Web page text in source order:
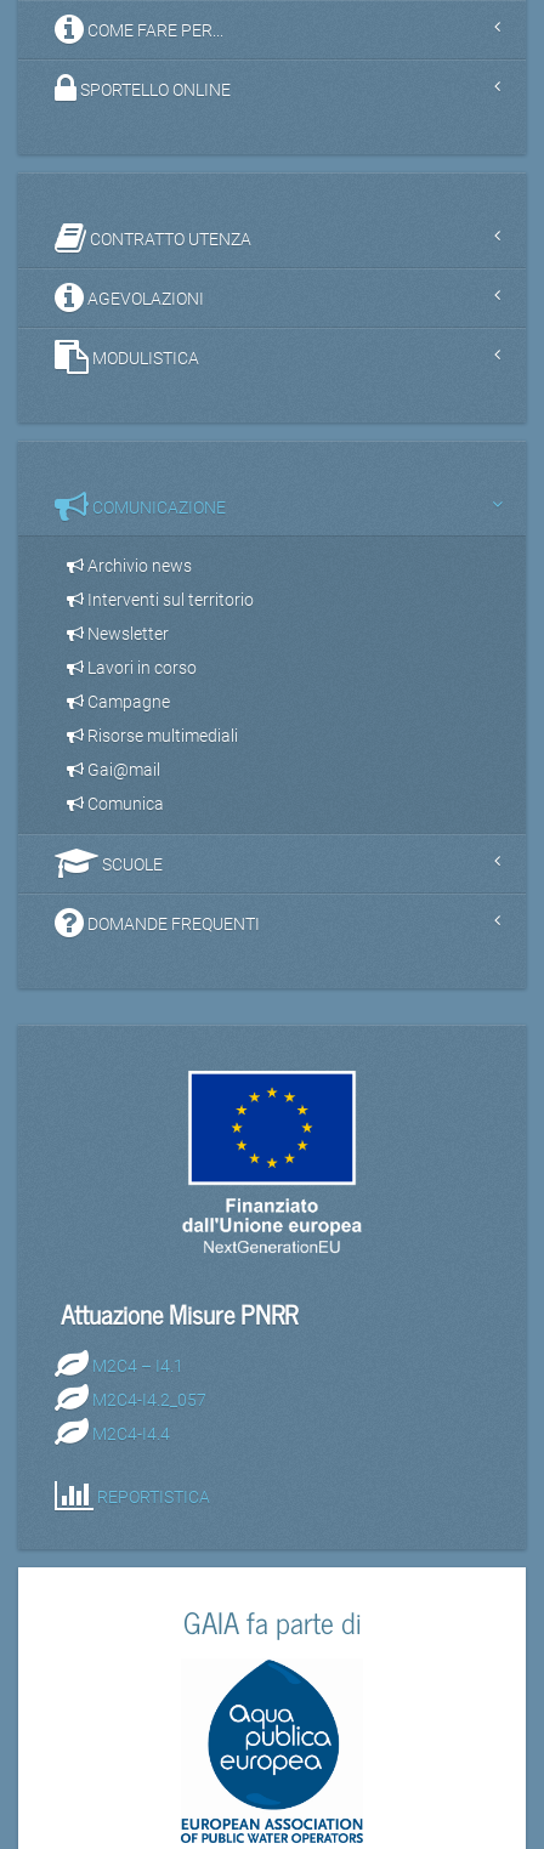
COME FARE PER...
SPORTELLO ONLINE
CONTRATTO UTENZA
AGEVOLAZIONI
MODULISTICA
COMUNICAZIONE
Archivio news
Interventi sul territorio
Newsletter
Lavori in corso
Campagne
Risorse multimediali
Gai@mail
Comunica
SCUOLE
DOMANDE FREQUENTI
Attuazione Misure PNRR
M2C4 – I4.1
M2C4-I4.2_057
M2C4-I4.4
REPORTISTICA
GAIA fa parte di